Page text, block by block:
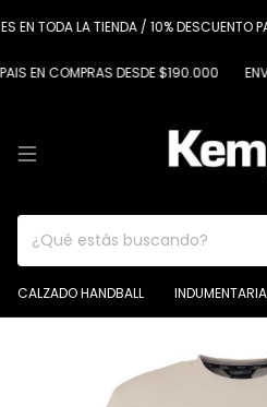
TODA LA TIENDA / 10% DESCUENTO
EN COMPRAS DESDE $190.000
CALZADO HANDBALL INDUMENTARIA